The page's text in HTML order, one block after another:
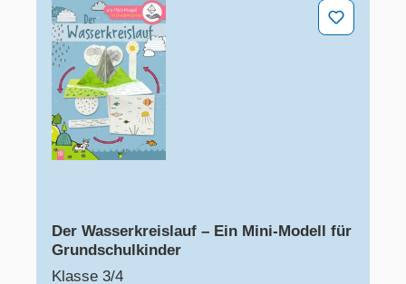
Der Wasserkreislauf – Ein Mini-Modell für
Der Wasserkreislauf – Ein Mini-Modell für
Grundschulkinder
Klasse 3/4